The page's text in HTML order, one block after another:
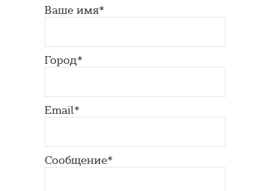
Ваше имя*
Город*
Email*
Сообщение*